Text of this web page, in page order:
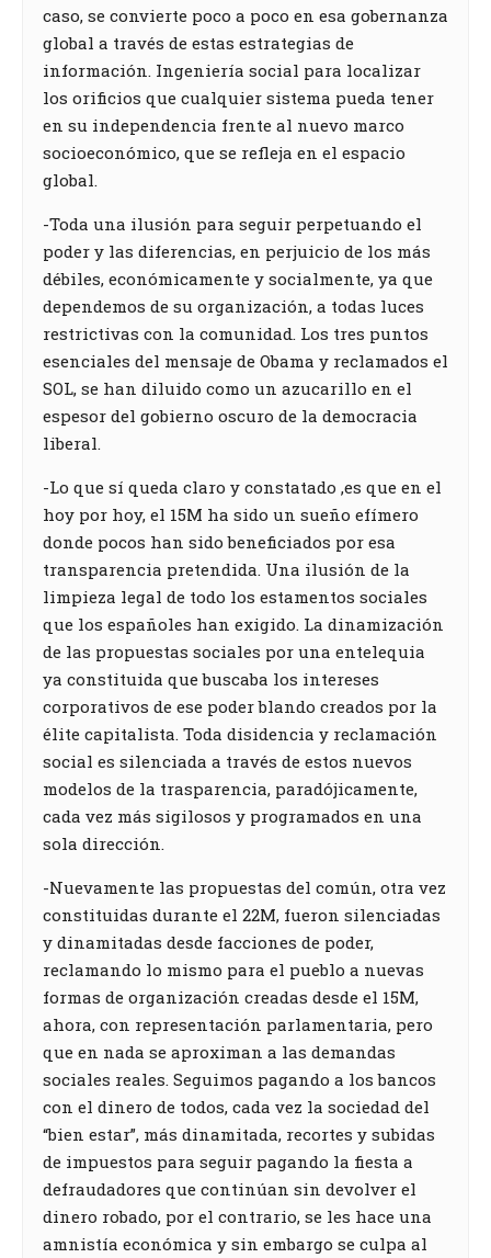
caso, se convierte poco a poco en esa gobernanza
global a través de estas estrategias de
información. Ingeniería social para localizar
los orificios que cualquier sistema pueda tener
en su independencia frente al nuevo marco
socioeconómico, que se refleja en el espacio
global.
-Toda una ilusión para seguir perpetuando el
poder y las diferencias, en perjuicio de los más
débiles, económicamente y socialmente, ya que
dependemos de su organización, a todas luces
restrictivas con la comunidad. Los tres puntos
esenciales del mensaje de Obama y reclamados el
SOL, se han diluido como un azucarillo en el
espesor del gobierno oscuro de la democracia
liberal.
-Lo que sí queda claro y constatado ,es que en el
hoy por hoy, el 15M ha sido un sueño efímero
donde pocos han sido beneficiados por esa
transparencia pretendida. Una ilusión de la
limpieza legal de todo los estamentos sociales
que los españoles han exigido. La dinamización
de las propuestas sociales por una entelequia
ya constituida que buscaba los intereses
corporativos de ese poder blando creados por la
élite capitalista. Toda disidencia y reclamación
social es silenciada a través de estos nuevos
modelos de la trasparencia, paradójicamente,
cada vez más sigilosos y programados en una
sola dirección.
-Nuevamente las propuestas del común, otra vez
constituidas durante el 22M, fueron silenciadas
y dinamitadas desde facciones de poder,
reclamando lo mismo para el pueblo a nuevas
formas de organización creadas desde el 15M,
ahora, con representación parlamentaria, pero
que en nada se aproximan a las demandas
sociales reales. Seguimos pagando a los bancos
con el dinero de todos, cada vez la sociedad del
“bien estar”, más dinamitada, recortes y subidas
de impuestos para seguir pagando la fiesta a
defraudadores que continúan sin devolver el
dinero robado, por el contrario, se les hace una
amnistía económica y sin embargo se culpa al